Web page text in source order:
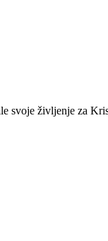
svoje življenje za